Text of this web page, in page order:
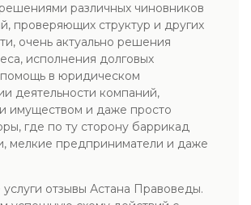
различных чиновников
проверяющих структур и других
очень актуально решения
исполнения долговых
помощь в юридическом
деятельности компаний,
имуществом и даже просто
где по ту сторону баррикад
мелкие предприниматели и даже
отзывы Астана Правоведы.